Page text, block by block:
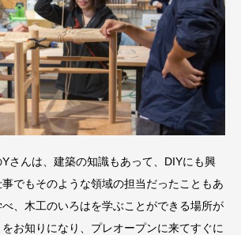
さんは、建築の知識もあって、DIYにも興
でもそのような領域の担当だったこともあ
、木工のいろはを学ぶことができる場所が
お知りになり、プレオープンに来てすぐに